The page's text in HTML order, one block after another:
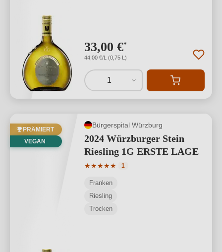
33,00 €*
44,00 €/L (0,75 L)
1
PRÄMIERT
VEGAN
Bürgerspital Würzburg
2024 Würzburger Stein
Riesling 1G ERSTE LAGE
★★★★★
Durchschnittliche Bewertung von 5
1
Franken
Riesling
Trocken